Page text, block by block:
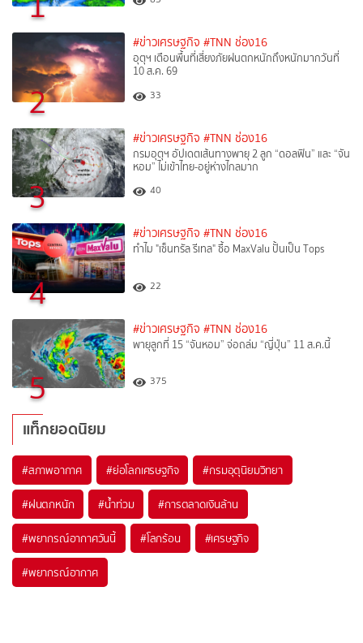
2
#ข่าวเศรษฐกิจ #TNN ช่อง16
อุตุฯ เตือนพื้นที่เสี่ยงภัยฝนตกหนักถึงหนักมากวันที่
10 ส.ค. 69
33
3
#ข่าวเศรษฐกิจ #TNN ช่อง16
กรมอุตุฯ อัปเดตเส้นทางพายุ 2 ลูก “ดอลฟิน” และ “จัน
หอม” ไม่เข้าไทย-อยู่ห่างไกลมาก
40
4
#ข่าวเศรษฐกิจ #TNN ช่อง16
ทำไม "เซ็นทรัล รีเทล" ซื้อ MaxValu ปั้นเป็น Tops
22
5
#ข่าวเศรษฐกิจ #TNN ช่อง16
พายุลูกที่ 15 “จันหอม” จ่อถล่ม “ญี่ปุ่น” 11 ส.ค.นี้
375
แท็กยอดนิยม
#สภาพอากาศ #ย่อโลกเศรษฐกิจ #กรมอุตุนิยมวิทยา
#ฝนตกหนัก #น้ำท่วม #การตลาดเงินล้าน
#พยากรณ์อากาศวันนี้ #โลกร้อน #เศรษฐกิจ
#พยากรณ์อากาศ